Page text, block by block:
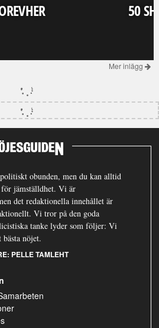
50
Mer inlägg
obunden, men du kan alltid
jämställdhet. Vi är
det redaktionella innehållet är
Vi tror på den goda
tanke lyder som följer: Vi
nöjet.
PELLE TAMLEHT